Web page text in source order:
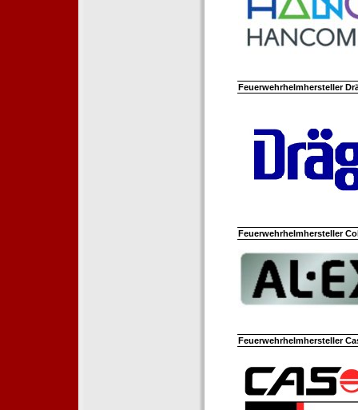
Feuerwehrhelmhersteller
Feuerwehrhelmhersteller
Feuerwehrhelmhersteller